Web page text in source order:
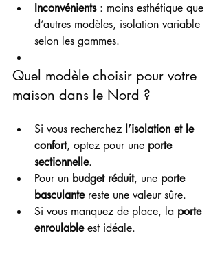
Inconvénients : moins esthétique que
d’autres modèles, isolation variable
selon les gammes.
Quel modèle choisir pour votre
maison dans le Nord ?
Si vous recherchez l’isolation et le
confort, optez pour une porte
sectionnelle.
Pour un budget réduit, une porte
basculante reste une valeur sûre.
Si vous manquez de place, la porte
enroulable est idéale.